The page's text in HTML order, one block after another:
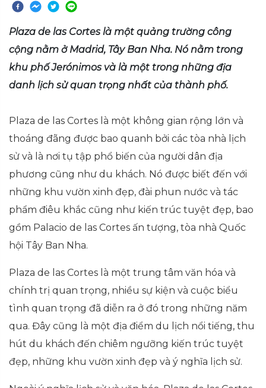
Plaza de las Cortes là một quảng trường công
cộng nằm ở Madrid, Tây Ban Nha. Nó nằm trong
khu phố Jerónimos và là một trong những địa
danh lịch sử quan trọng nhất của thành phố.
Plaza de las Cortes là một không gian rộng lớn và
thoáng đãng được bao quanh bởi các tòa nhà lịch
sử và là nơi tụ tập phổ biến của người dân địa
phương cũng như du khách. Nó được biết đến với
những khu vườn xinh đẹp, đài phun nước và tác
phẩm điêu khắc cũng như kiến trúc tuyệt đẹp, bao
gồm Palacio de las Cortes ấn tượng, tòa nhà Quốc
hội Tây Ban Nha.
Plaza de las Cortes là một trung tâm văn hóa và
chính trị quan trọng, nhiều sự kiện và cuộc biểu
tình quan trọng đã diễn ra ở đó trong những năm
qua. Đây cũng là một địa điểm du lịch nổi tiếng, thu
hút du khách đến chiêm ngưỡng kiến trúc tuyệt
đẹp, những khu vườn xinh đẹp và ý nghĩa lịch sử.